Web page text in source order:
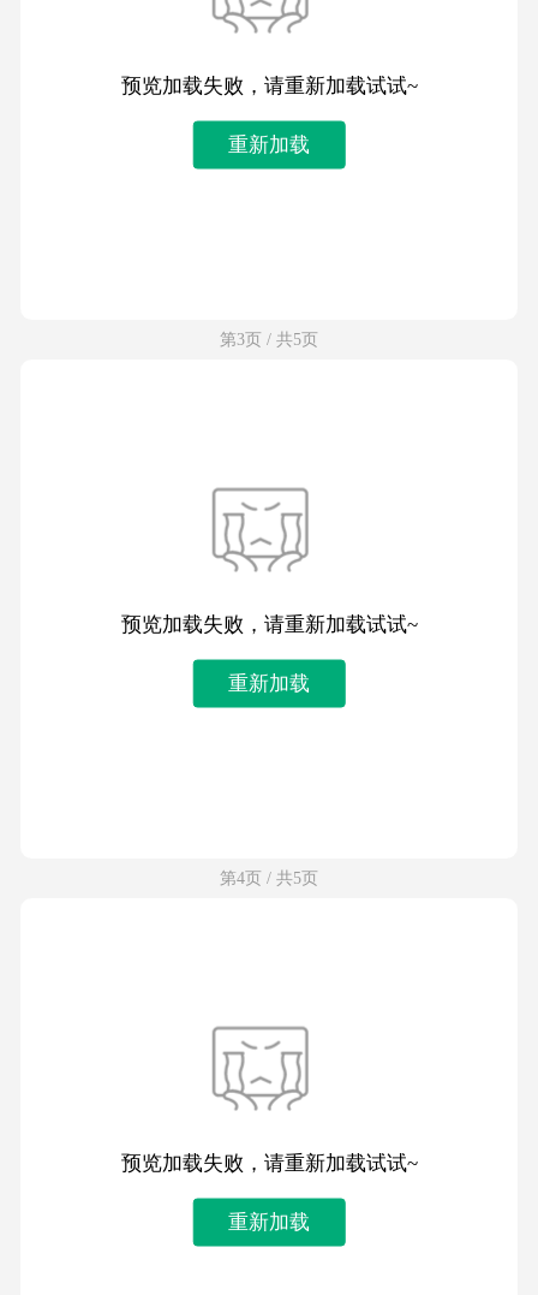
预览加载失败，请重新加载试试~
重新加载
第3页 / 共5页
预览加载失败，请重新加载试试~
重新加载
第4页 / 共5页
预览加载失败，请重新加载试试~
重新加载